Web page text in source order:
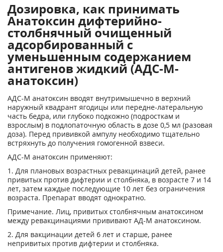
Дозировка, как принимать
Анатоксин дифтерийно-
столбнячный очищенный
адсорбированный c
уменьшенным содержанием
антигенов жидкий (АДС-М-
анатоксин)
АДС-М анатоксин вводят внутримышечно в верхний
наружный квадрант ягодицы или передне-латеральную
часть бедра, или глубоко подкожно (подросткам и
взрослым) в подлопаточную область в дозе 0,5 мл (разовая
доза). Перед прививкой ампулу необходимо тщательно
встряхнуть до получения гомогенной взвеси.
АДС-М анатоксин применяют:
1. Для плановых возрастных ревакцинаций детей, ранее
привитых против дифтерии и столбняка, в возрасте 7 и 14
лет, затем каждые последующие 10 лет без ограничения
возраста. Препарат вводят однократно.
Примечание. Лиц, привитых столбнячным анатоксином
между ревакцинациями прививают АД-М анатоксином.
2. Для вакцинации детей 6 лет и старше, ранее
непривитых против дифтерии и столбняка.